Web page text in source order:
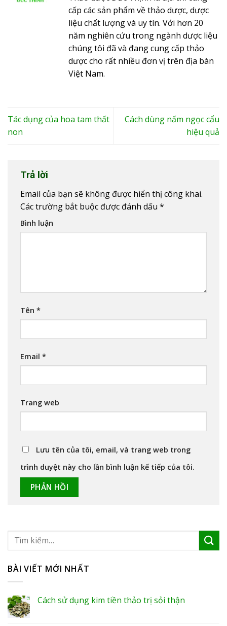
cấp các sản phẩm về thảo dược, dược
liệu chất lượng và uy tín. Với hơn 20
năm nghiên cứu trong ngành dược liệu
chúng tôi đã và đang cung cấp thảo
dược cho rất nhiều đơn vị trên địa bàn
Việt Nam.
Tác dụng của hoa tam thất
non
Cách dùng nấm ngọc cẩu
hiệu quả
Trả lời
Email của bạn sẽ không được hiển thị công khai.
Các trường bắt buộc được đánh dấu *
Bình luận
Tên *
Email *
Trang web
Lưu tên của tôi, email, và trang web trong
trình duyệt này cho lần bình luận kế tiếp của tôi.
BÀI VIẾT MỚI NHẤT
Cách sử dụng kim tiền thảo trị sỏi thận